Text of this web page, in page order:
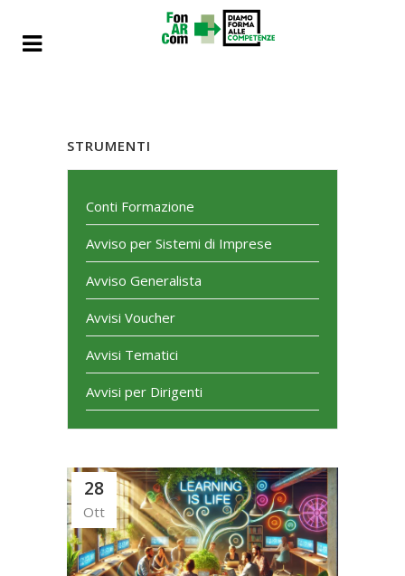
STRUMENTI
Conti Formazione
Avviso per Sistemi di Imprese
Avviso Generalista
Avvisi Voucher
Avvisi Tematici
Avvisi per Dirigenti
28
Ott